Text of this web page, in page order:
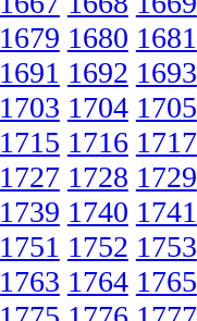
1679 1680 1681
1691 1692 1693
1703 1704 1705
1715 1716 1717
1727 1728 1729
1739 1740 1741
1751 1752 1753
1763 1764 1765